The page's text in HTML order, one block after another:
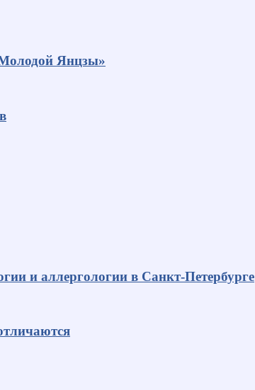
Янцзы»
и аллергологии в Санкт-Петербурге